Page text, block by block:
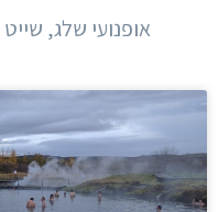
אופנועי שלג,